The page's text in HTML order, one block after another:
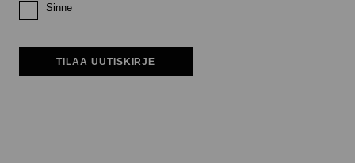
Sinne
TILAA UUTISKIRJE